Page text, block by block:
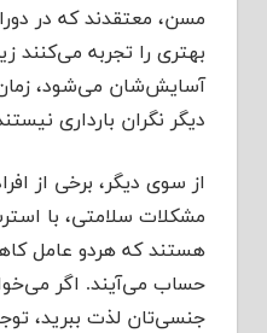
مسن، معتقدند که در
بهتری را تجربه می‌کنند
آسایش‌شان می‌شود،
دیگر نگران بارداری
از سوی دیگر، برخی از
مشکلات سلامتی، با
هستند که هردو عامل
حساب می‌آیند. اگر
جنسی‌تان لذت ببرید،